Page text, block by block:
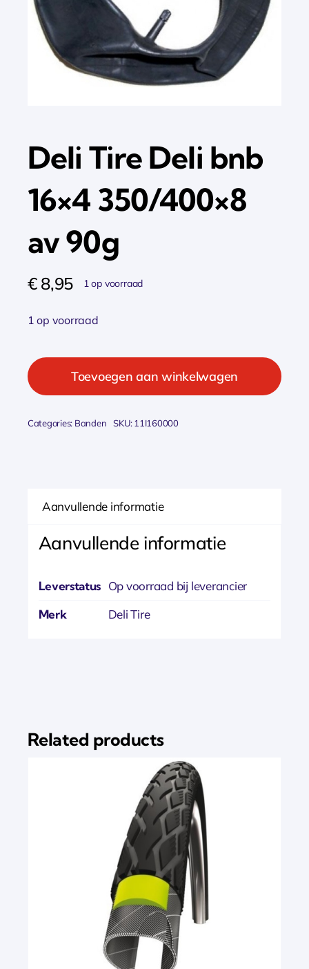
Deli Tire Deli bnb
16×4 350/400×8
av 90g
€8,95 1 op voorraad
1 op voorraad
Tire
16x4
aantal
Toevoegen aan winkelwagen
Categories: Banden SKU:11I160000
Aanvullende informatie
Aanvullende informatie
Leverstatus Op voorraad bij leverancier
Merk
Deli Tire
Related products